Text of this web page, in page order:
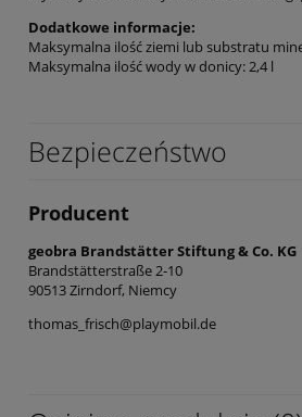
Dodatkowe informacje:
Maksymalna ilość ziemi lub substratu
Maksymalna ilość wody w donicy: 2,4 l
Bezpieczeństwo
Producent
geobra Brandstätter Stiftung & Co. KG
Brandstätterstraße 2-10
90513 Zirndorf, Niemcy
thomas_frisch@playmobil.de